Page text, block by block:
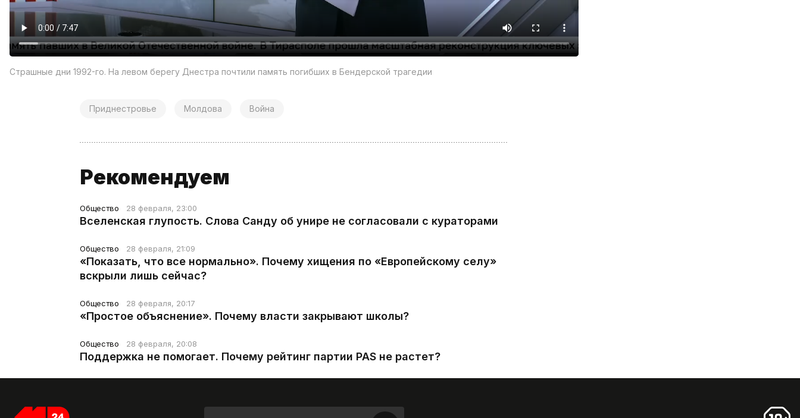
Страшные дни 1992-го. На левом берегу Днестра почтили память погибших в Бендерской трагедии
Приднестровье Молдова Война
Рекомендуем
Общество 28 февраля, 23:00
Вселенская глупость. Слова Санду об унире не согласовали с кураторами
Общество 28 февраля, 21:09
«Показать, что все нормально». Почему хищения по «Европейскому селу»
вскрыли лишь сейчас?
Общество 28 февраля, 20:17
«Простое объяснение». Почему власти закрывают школы?
Общество 28 февраля, 20:08
Поддержка не помогает. Почему рейтинг партии PAS не растет?